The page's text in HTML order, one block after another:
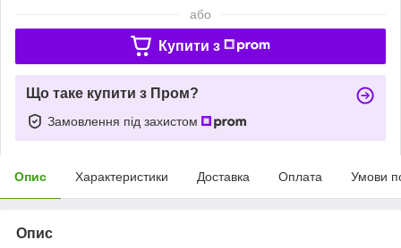
або
Купити з
Що таке купити з Пром?
Замовлення під захистом
Опис Характеристики Доставка Оплата Умови
Опис